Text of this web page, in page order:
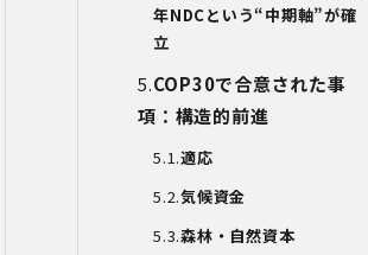
得ます。
当社は、上記利用目的の達成に必要な範
囲内において、個人情報の取扱いの全部
又は一部を委託する場合があります。個
人情報の取扱いを外部に委託する際は、
先を選定するとともに、当該委託先には
必要かつ適切な監督を行います。
年NDCという“中期軸”が確
立
COP30で合意された事
項：構造的前進
適応
気候資金
森林・自然資本